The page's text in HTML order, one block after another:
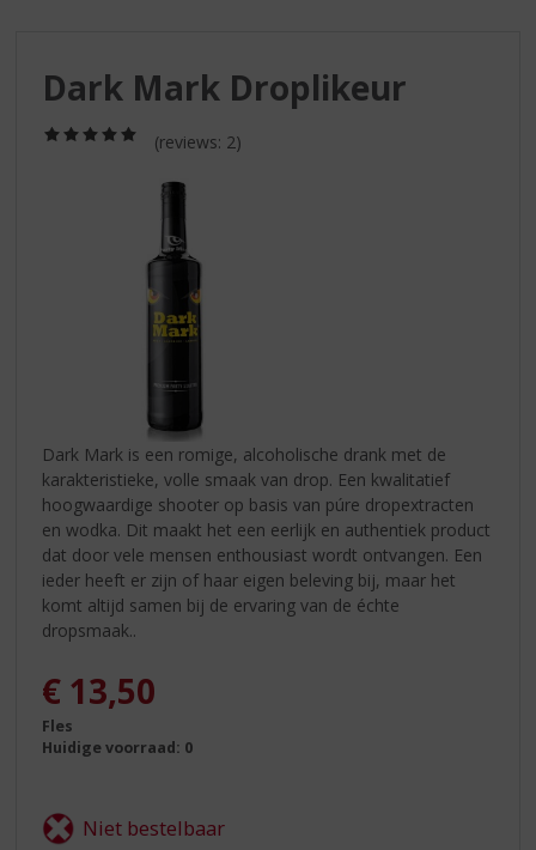
Dark Mark Droplikeur
/
(reviews: 2)
Dark Mark is een romige, alcoholische drank met de
karakteristieke, volle smaak van drop. Een kwalitatief
hoogwaardige shooter op basis van púre dropextracten
en wodka. Dit maakt het een eerlijk en authentiek product
dat door vele mensen enthousiast wordt ontvangen. Een
ieder heeft er zijn of haar eigen beleving bij, maar het
komt altijd samen bij de ervaring van de échte
dropsmaak..
€ 13,50
Fles
Huidige voorraad: 0